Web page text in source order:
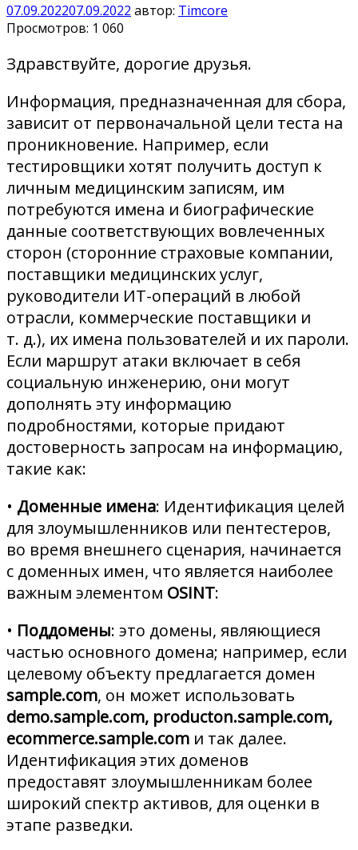
07.09.202207.09.2022 автор: Timcore
Просмотров: 1 060
Здравствуйте, дорогие друзья.
Информация, предназначенная для сбора,
зависит от первоначальной цели теста на
проникновение. Например, если
тестировщики хотят получить доступ к
личным медицинским записям, им
потребуются имена и биографические
данные соответствующих вовлеченных
сторон (сторонние страховые компании,
поставщики медицинских услуг,
руководители ИТ-операций в любой
отрасли, коммерческие поставщики и
т. д.), их имена пользователей и их пароли.
Если маршрут атаки включает в себя
социальную инженерию, они могут
дополнять эту информацию
подробностями, которые придают
достоверность запросам на информацию,
такие как:
• Доменные имена: Идентификация целей
для злоумышленников или пентестеров,
во время внешнего сценария, начинается
с доменных имен, что является наиболее
важным элементом OSINT:
• Поддомены: это домены, являющиеся
частью основного домена; например, если
целевому объекту предлагается домен
sample.com, он может использовать
demo.sample.com, producton.sample.com,
ecommerce.sample.com и так далее.
Идентификация этих доменов
предоставят злоумышленникам более
широкий спектр активов, для оценки в
этапе разведки.